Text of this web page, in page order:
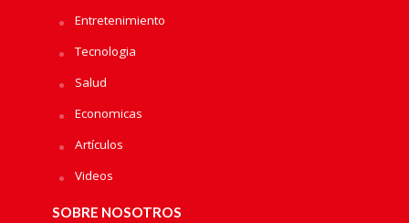
Entretenimiento
Tecnologia
Salud
Economicas
Artículos
Videos
SOBRE NOSOTROS